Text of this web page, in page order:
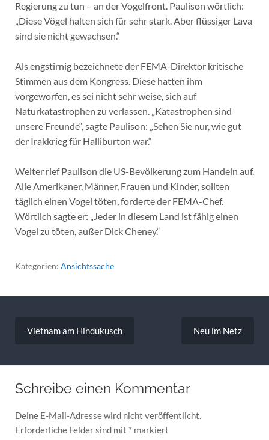
Regierung zu tun – an der Vogelfront. Paulison wörtlich:
„Diese Vögel halten sich für sehr stark. Aber flüssiger Lava
sind sie nicht gewachsen.“
Als engstirnig bezeichnete der FEMA-Direktor kritische
Stimmen aus dem Kongress. Diese hatten ihm
vorgeworfen, es sei nicht sehr weise, sich auf
Naturkatastrophen zu verlassen. „Katastrophen sind
unsere Freunde“, sagte Paulison: „Sehen Sie nur, wie gut
der Irakkrieg für Halliburton war.“
Weiter rief Paulison die US-Bevölkerung zum Handeln auf.
Alle Amerikaner, Männer, Frauen und Kinder, sollten
täglich einen Vogel töten, forderte der FEMA-Chef.
Wörtlich sagte er: „Jeder in diesem Land ist fähig einen
Vogel zu töten, außer Dick Cheney.“
Kategorien: Ansichtssache
Vietnam am Hindukusch Neu im Netz
Schreibe einen Kommentar
Deine E-Mail-Adresse wird nicht veröffentlicht.
Erforderliche Felder sind mit * markiert